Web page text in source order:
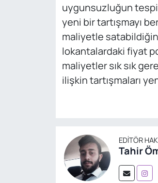
uygunsuzluğun
yeni bir tartışmayı
maliyetle
lokantalardaki fiyat
maliyetler sık sık
ilişkin tartışmaları
EDITÖR
Tahir